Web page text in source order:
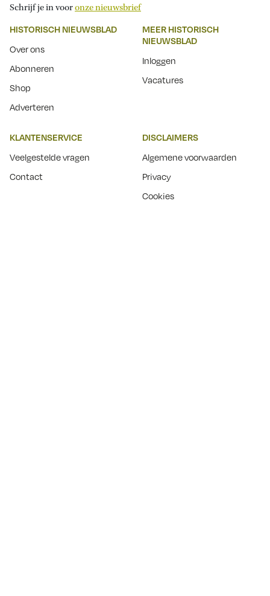
Schrijf je in vooronze nieuwsbrief
HISTORISCH NIEUWSBLAD
Over ons
Abonneren
Shop
Adverteren
MEER HISTORISCH
NIEUWSBLAD
Inloggen
Vacatures
KLANTENSERVICE
Veelgestelde vragen
Contact
DISCLAIMERS
Algemene voorwaarden
Privacy
Cookies